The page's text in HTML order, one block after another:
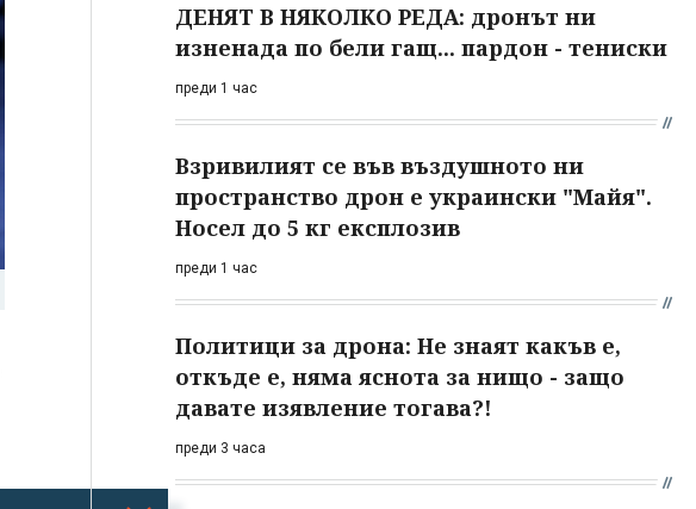
ДЕНЯТ В НЯКОЛКО РЕДА: дронът ни
изненада по бели гащ... пардон - тениски
преди 1 час
Взривилият се във въздушното ни
пространство дрон е украински "Майя".
Носел до 5 кг експлозив
преди 1 час
Политици за дрона: Не знаят какъв е,
откъде е, няма яснота за нищо - защо
давате изявление тогава?!
преди 3 часа